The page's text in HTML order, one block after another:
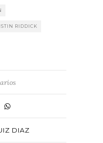
RIDDICK
DIAZ